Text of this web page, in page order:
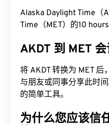
Alaska Daylight Time（
Time（MET）的10 hours
AKDT 到 MET
将 AKDT 转换为 MET 后
与朋友或同事分享此时
的简单工具。
为什么您应该信